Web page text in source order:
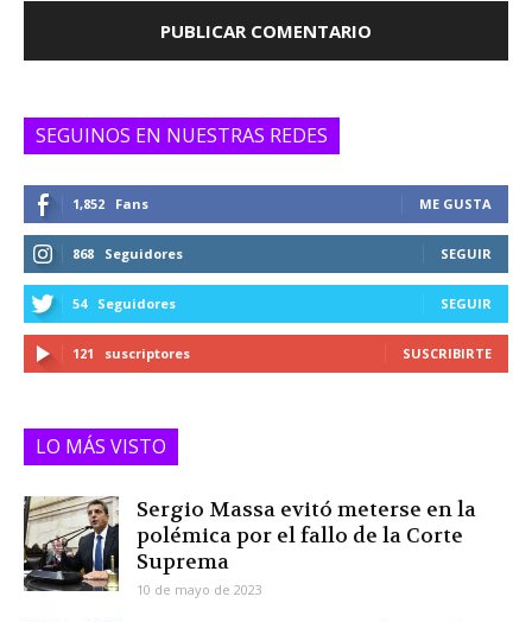
SEGUINOS EN NUESTRAS REDES
1,852 Fans ME GUSTA
868 Seguidores SEGUIR
54 Seguidores SEGUIR
121 suscriptores SUSCRIBIRTE
LO MÁS VISTO
Sergio Massa evitó meterse en la
polémica por el fallo de la Corte
Suprema
10 de mayo de 2023